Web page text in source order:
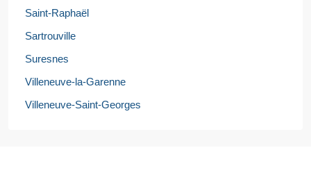
Saint-Raphaël
Sartrouville
Suresnes
Villeneuve-la-Garenne
Villeneuve-Saint-Georges